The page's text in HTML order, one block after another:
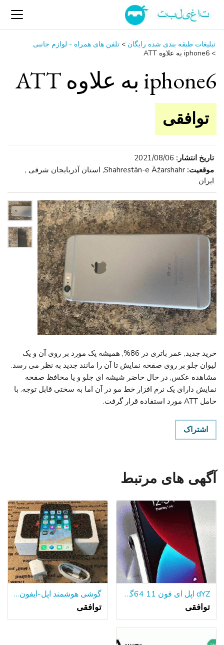
تبلیغات طبقه بندی شده رایگان > تلفن ‌های همراه - لوازم جانبی
> iphone6 به علاوه ATT
iphone6 به علاوه ATT
توافقی
تاریخ انتشار: 2021/08/06
موقعیت:
Shahrestān-e Āz̄arshahr, استان آذربایجان شرقی ,
ایران
خرید جدید, عمر باتری در 86%, همیشه یک مورد بر روی آن و یک
لیوان جلو بر روی صفحه نمایش تا آن را مانند جدید به نظر می رسد.
مشاهده عکس, در حال حاضر شیشه ای جلو و یا محافظ صفحه
نمایش دارای یک نرم افزار خط مو در آن اما به سختی قابل توجه. با
حامل ATT مورد استفاده قرار گرفت.
اشتراک
آگهی های مرتبط
dYZ اپل آی فون 11 64گیگابایت سیاه A2111 تی موبایل/با حداکثر سرعت دویدن گارانتی!
توافقی
گوشی هوشمند اپل-آیفون 6s-64GB قفل شده است
توافقی